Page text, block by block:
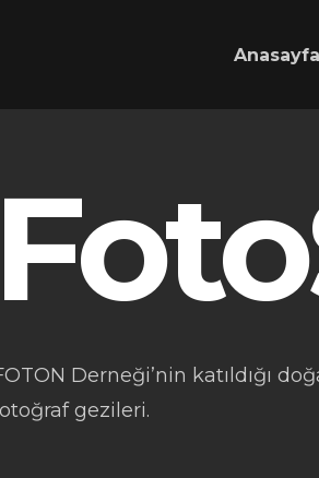
Anasayfa
Derneği’nin katıldığı
gezileri.